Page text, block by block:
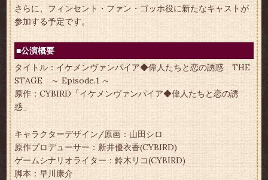
さらに、フィンセント・ファン・ゴッホ役に新たなキャストが
参加する予定です。
■公演概要
タイトル：イケメンヴァンパイア◆偉人たちと恋の誘惑 THE
STAGE ～ Episode.1 ～
原作：CYBIRD「イケメンヴァンパイア◆偉人たちと恋の誘
惑」
キャラクターデザイン/原画：山田シロ
原作プロデューサー：新井優衣香(CYBIRD)
ゲームシナリオライター：鈴木リコ(CYBIRD)
脚本：早川康介